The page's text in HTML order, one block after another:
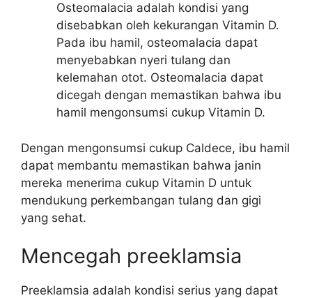
Osteomalacia adalah kondisi yang
disebabkan oleh kekurangan Vitamin D.
Pada ibu hamil, osteomalacia dapat
menyebabkan nyeri tulang dan
kelemahan otot. Osteomalacia dapat
dicegah dengan memastikan bahwa ibu
hamil mengonsumsi cukup Vitamin D.
Dengan mengonsumsi cukup Caldece, ibu hamil
dapat membantu memastikan bahwa janin
mereka menerima cukup Vitamin D untuk
mendukung perkembangan tulang dan gigi
yang sehat.
Mencegah preeklamsia
Preeklamsia adalah kondisi serius yang dapat